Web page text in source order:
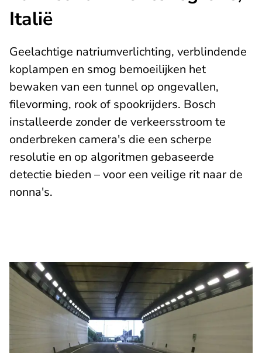
Italië
Geelachtige natriumverlichting, verblindende
koplampen en smog bemoeilijken het
bewaken van een tunnel op ongevallen,
filevorming, rook of spookrijders. Bosch
installeerde zonder de verkeersstroom te
onderbreken camera's die een scherpe
resolutie en op algoritmen gebaseerde
detectie bieden – voor een veilige rit naar de
nonna's.